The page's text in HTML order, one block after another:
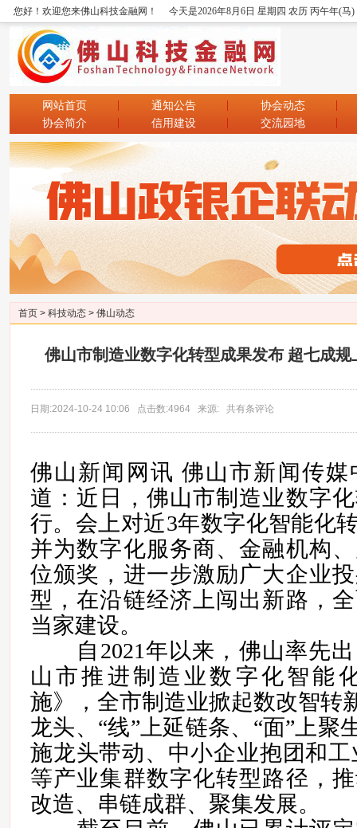
您好！欢迎您来佛山科技金融网！ 今天是2026年8月6日 星期四 农历 丙午年(马
网站首页 通知公告
协会动态
协会简介
信用建设 交流园地
首页 > 科技动态 > 佛山动态
佛山市制造业数字化转型成果发布 超七成
日期:2024-10-24 10:06 点击数:4964 来源: 共有条评论
佛山新闻网讯 佛山市新闻传
道：近日，佛山市制造业数字
行。会上对近3年数字化智能化
并为数字化服务商、金融机构
位颁奖，进一步激励广大企业
型，在沿链经济上闯出新路，
当家建设。
自2021年以来，佛山率先出
山市推进制造业数字化智能
施》，全市制造业掀起数改智转
龙头、“线”上延链条、“面”上聚
施龙头带动、中小企业抱团和
等产业集群数字化转型路径，
改造、串链成群、聚集发展。